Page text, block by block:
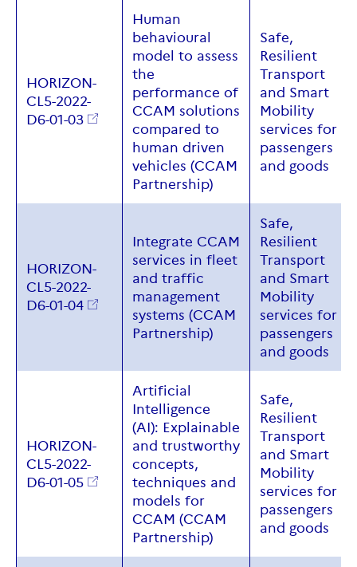
HORIZON-
CL5-2022-
D6-01-03
Human
behavioural
model to assess
the
performance of
CCAM solutions
compared to
human driven
vehicles (CCAM
Partnership)
Safe,
Resilient
Transport
and Smart
Mobility
services for
passengers
and goods
HORIZON-
CL5-2022-
D6-01-04
Integrate CCAM
services in fleet
and traffic
management
systems (CCAM
Partnership)
Safe,
Resilient
Transport
and Smart
Mobility
services for
passengers
and goods
HORIZON-
CL5-2022-
D6-01-05
Artificial
Intelligence
(AI): Explainable
and trustworthy
concepts,
techniques and
models for
CCAM (CCAM
Partnership)
Safe,
Resilient
Transport
and Smart
Mobility
services for
passengers
and goods